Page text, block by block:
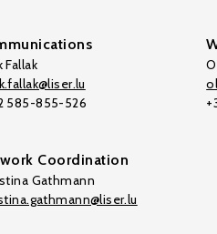
Fallak
585-855-526
Coordination
Gathmann